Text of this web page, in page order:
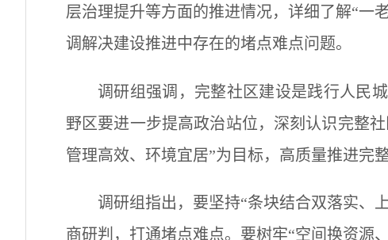
层治理提升等方面的推进情况， 详细了解“一
调解决建设推进中存在的堵点难点问题。
调研组强调， 完整社区建设是践行人民
野区要进一步提高政治站位， 深刻认识完整
管理高效、环境宜居”为目标，高质量推进完
调研组指出，要坚持“条块结合双落实、
商研判，打通堵点难点。要树牢“空间换资源